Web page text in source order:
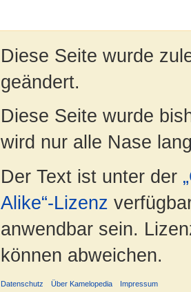
Diese Seite wurde
geändert.
Diese Seite wurde
wird nur alle Nase
Der Text ist unter der
Alike“-Lizenz
anwendbar sein.
können abweichen.
Datenschutz Über Kamelopedia Impressum